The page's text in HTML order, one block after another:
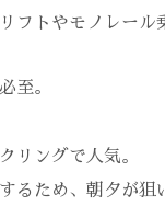
フトやモノレール
至。
リングで人気。
るため、朝夕が狙